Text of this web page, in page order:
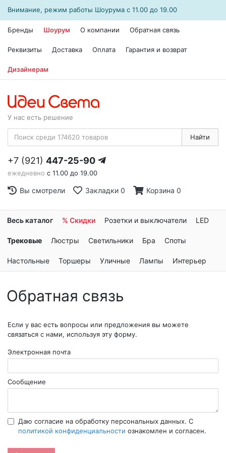
Внимание, режим работы Шоурума с 11.00 до 19.00
Бренды Шоурум О компании Обратная связь
Реквизиты Доставка Оплата Гарантия и возврат
Дизайнерам
У нас есть решение
Найти
+7 (921) 447-25-90
ежедневно с 11.00 до 19.00
Вы смотрели Закладки 0 Корзина 0
Весь каталог % Скидки Розетки и выключатели LED
Трековые Люстры Светильники Бра Споты
Настольные Торшеры Уличные Лампы Интерьер
Обратная связь
Если у вас есть вопросы или предложения вы можете
связаться с нами, используя эту форму.
Электронная почта
Сообщение
Даю согласие на обработку персональных данных. С
политикой конфиденциальности ознакомлен и согласен.